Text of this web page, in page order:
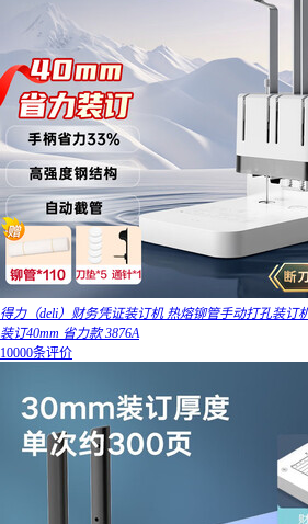
得力（deli）财务凭证装订机 热熔铆管手动打孔装订
装订40mm 省力款 3876A
10000条评价